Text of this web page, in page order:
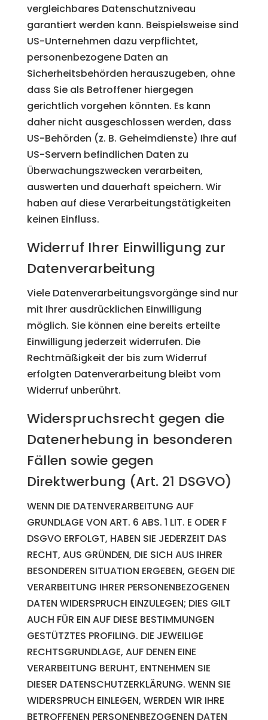
vergleichbares Datenschutzniveau
garantiert werden kann. Beispielsweise sind
US-Unternehmen dazu verpflichtet,
personenbezogene Daten an
Sicherheitsbehörden herauszugeben, ohne
dass Sie als Betroffener hiergegen
gerichtlich vorgehen könnten. Es kann
daher nicht ausgeschlossen werden, dass
US-Behörden (z. B. Geheimdienste) Ihre auf
US-Servern befindlichen Daten zu
Überwachungszwecken verarbeiten,
auswerten und dauerhaft speichern. Wir
haben auf diese Verarbeitungstätigkeiten
keinen Einfluss.
Widerruf Ihrer Einwilligung zur
Datenverarbeitung
Viele Datenverarbeitungsvorgänge sind nur
mit Ihrer ausdrücklichen Einwilligung
möglich. Sie können eine bereits erteilte
Einwilligung jederzeit widerrufen. Die
Rechtmäßigkeit der bis zum Widerruf
erfolgten Datenverarbeitung bleibt vom
Widerruf unberührt.
Widerspruchsrecht gegen die
Datenerhebung in besonderen
Fällen sowie gegen
Direktwerbung (Art. 21 DSGVO)
WENN DIE DATENVERARBEITUNG AUF
GRUNDLAGE VON ART. 6 ABS. 1 LIT. E ODER F
DSGVO ERFOLGT, HABEN SIE JEDERZEIT DAS
RECHT, AUS GRÜNDEN, DIE SICH AUS IHRER
BESONDEREN SITUATION ERGEBEN, GEGEN DIE
VERARBEITUNG IHRER PERSONENBEZOGENEN
DATEN WIDERSPRUCH EINZULEGEN; DIES GILT
AUCH FÜR EIN AUF DIESE BESTIMMUNGEN
GESTÜTZTES PROFILING. DIE JEWEILIGE
RECHTSGRUNDLAGE, AUF DENEN EINE
VERARBEITUNG BERUHT, ENTNEHMEN SIE
DIESER DATENSCHUTZERKLÄRUNG. WENN SIE
WIDERSPRUCH EINLEGEN, WERDEN WIR IHRE
BETROFFENEN PERSONENBEZOGENEN DATEN